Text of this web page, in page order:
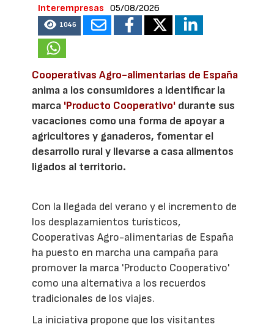
Interempresas
05/08/2026
1046
Cooperativas Agro-alimentarias de España
anima a los consumidores a identificar la
marca 'Producto Cooperativo' durante sus
vacaciones como una forma de apoyar a
agricultores y ganaderos, fomentar el
desarrollo rural y llevarse a casa alimentos
ligados al territorio.
Con la llegada del verano y el incremento de
los desplazamientos turísticos,
Cooperativas Agro-alimentarias de España
ha puesto en marcha una campaña para
promover la marca 'Producto Cooperativo'
como una alternativa a los recuerdos
tradicionales de los viajes.
La iniciativa propone que los visitantes